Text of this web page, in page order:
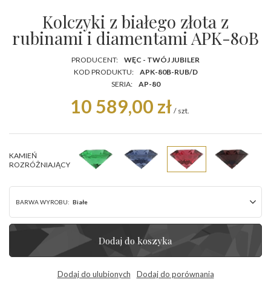
Kolczyki z białego złota z
rubinami i diamentami APK-80B
PRODUCENT:
WĘC - TWÓJ JUBILER
KOD PRODUKTU:
APK-80B-RUB/D
SERIA:
AP-80
10 589,00 zł / szt.
KAMIEŃ
ROZRÓŻNIAJĄCY
BARWA WYROBU: Białe
Dodaj do koszyka
Dodaj do ulubionych Dodaj do porównania